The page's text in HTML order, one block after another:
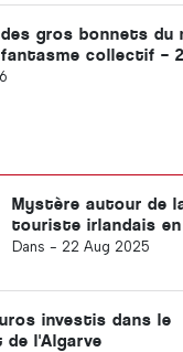
gros bonnets du
collectif –
Mystère autour de
touriste irlandais en
Dans - 22 Aug 2025
investis dans le
de l'Algarve